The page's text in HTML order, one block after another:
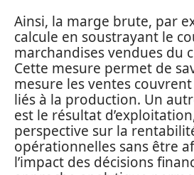
Ainsi, la marge brute, par
calcule en soustrayant le
marchandises vendues du
Cette mesure permet de
mesure les ventes
liés à la production. Un
est le résultat
perspective sur la
opérationnelles sans être
l’impact des décisions